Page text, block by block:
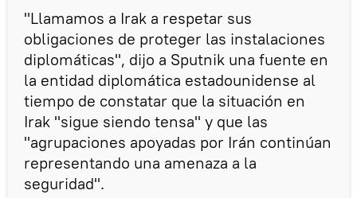
"Llamamos a Irak a respetar sus
obligaciones de proteger las instalaciones
diplomáticas", dijo a Sputnik una fuente en
la entidad diplomática estadounidense al
tiempo de constatar que la situación en
Irak "sigue siendo tensa" y que las
"agrupaciones apoyadas por Irán continúan
representando una amenaza a la
seguridad".